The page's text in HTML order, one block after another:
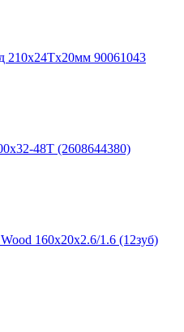
210x24Tx20мм 90061043
48T (2608644380)
160x20x2.6/1.6 (12зуб)